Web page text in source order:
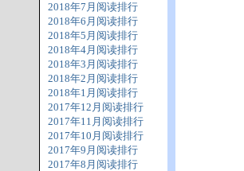
2018年7月阅读排行
2018年6月阅读排行
2018年5月阅读排行
2018年4月阅读排行
2018年3月阅读排行
2018年2月阅读排行
2018年1月阅读排行
2017年12月阅读排行
2017年11月阅读排行
2017年10月阅读排行
2017年9月阅读排行
2017年8月阅读排行